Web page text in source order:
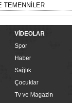
TEMENNİLER
VİDEOLAR
Spor
Haber
Sağlık
Çocuklar
Tv ve Magazin